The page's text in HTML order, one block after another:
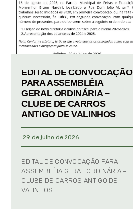
EDITAL DE CONVOCAÇÃO
PARA ASSEMBLÉIA
GERAL ORDINÁRIA –
CLUBE DE CARROS
ANTIGO DE VALINHOS
29 de julho de 2026
EDITAL DE CONVOCAÇÃO PARA
ASSEMBLÉIA GERAL ORDINÁRIA –
CLUBE DE CARROS ANTIGO DE
VALINHOS